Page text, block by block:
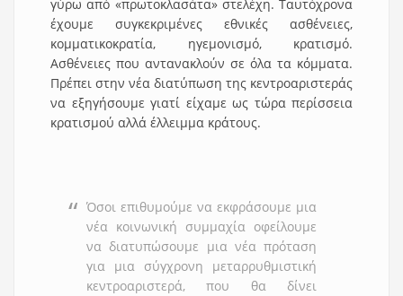
γύρω από «πρωτοκλασάτα» στελέχη. Ταυτόχρονα
έχουμε συγκεκριμένες εθνικές ασθένειες,
κομματικοκρατία, ηγεμονισμό, κρατισμό.
Ασθένειες που αντανακλούν σε όλα τα κόμματα.
Πρέπει στην νέα διατύπωση της κεντροαριστεράς
να εξηγήσουμε γιατί είχαμε ως τώρα περίσσεια
κρατισμού αλλά έλλειμμα κράτους.
Όσοι επιθυμούμε να εκφράσουμε μια
νέα κοινωνική συμμαχία οφείλουμε
να διατυπώσουμε μια νέα πρόταση
για μια σύγχρονη μεταρρυθμιστική
κεντροαριστερά, που θα δίνει